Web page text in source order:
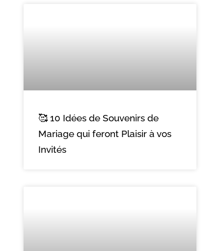
🥰 10 Idées de Souvenirs de
Mariage qui feront Plaisir à vos
Invités